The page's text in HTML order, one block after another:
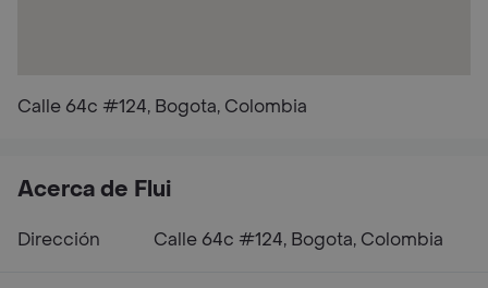
Calle 64c #124, Bogota, Colombia
Acerca de Flui
Dirección Calle 64c #124, Bogota, Colombia